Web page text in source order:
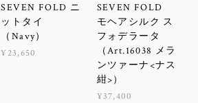
SEVEN FOLD ニ
ットタイ
（Navy）
¥23,650
SEVEN FOLD
モヘアシルク ス
フォデラータ
（Art.16038 メラ
ンツァーナ<ナス
紺>）
¥37,400